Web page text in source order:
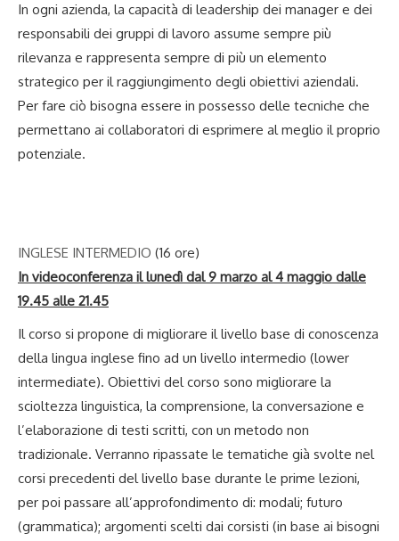
In ogni azienda, la capacità di leadership dei manager e dei
responsabili dei gruppi di lavoro assume sempre più
rilevanza e rappresenta sempre di più un elemento
strategico per il raggiungimento degli obiettivi aziendali.
Per fare ciò bisogna essere in possesso delle tecniche che
permettano ai collaboratori di esprimere al meglio il proprio
potenziale.
INGLESE INTERMEDIO (16 ore)
In videoconferenza il lunedì dal 9 marzo al 4 maggio dalle
19.45 alle 21.45
Il corso si propone di migliorare il livello base di conoscenza
della lingua inglese fino ad un livello intermedio (lower
intermediate). Obiettivi del corso sono migliorare la
scioltezza linguistica, la comprensione, la conversazione e
l’elaborazione di testi scritti, con un metodo non
tradizionale. Verranno ripassate le tematiche già svolte nel
corsi precedenti del livello base durante le prime lezioni,
per poi passare all’approfondimento di: modali; futuro
(grammatica); argomenti scelti dai corsisti (in base ai bisogni